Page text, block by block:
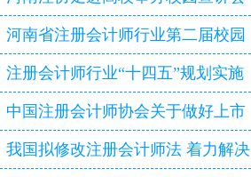
河南省注册会计师行业第二届校园
双选会即将启幕
注册会计师行业“十四五”规划实施
评估报告
中国注册会计师协会关于做好上市
公司2025年年报审计工作的通知
我国拟修改注册会计师法 着力解决